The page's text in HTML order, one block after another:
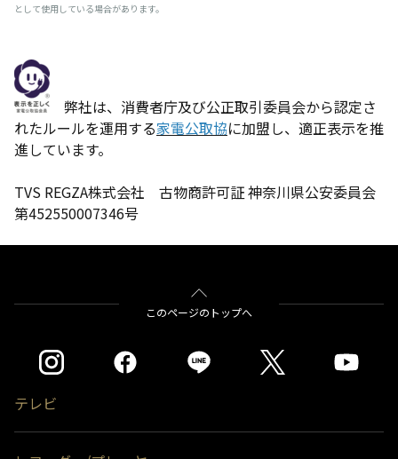
として使用している場合があります。
弊社は、消費者庁及び公正取引委員会から認定さ
れたルールを運用する家電公取協に加盟し、適正表示を推
進しています。
TVS REGZA株式会社 古物商許可証 神奈川県公安委員会
第452550007346号
このページのトップへ
テレビ